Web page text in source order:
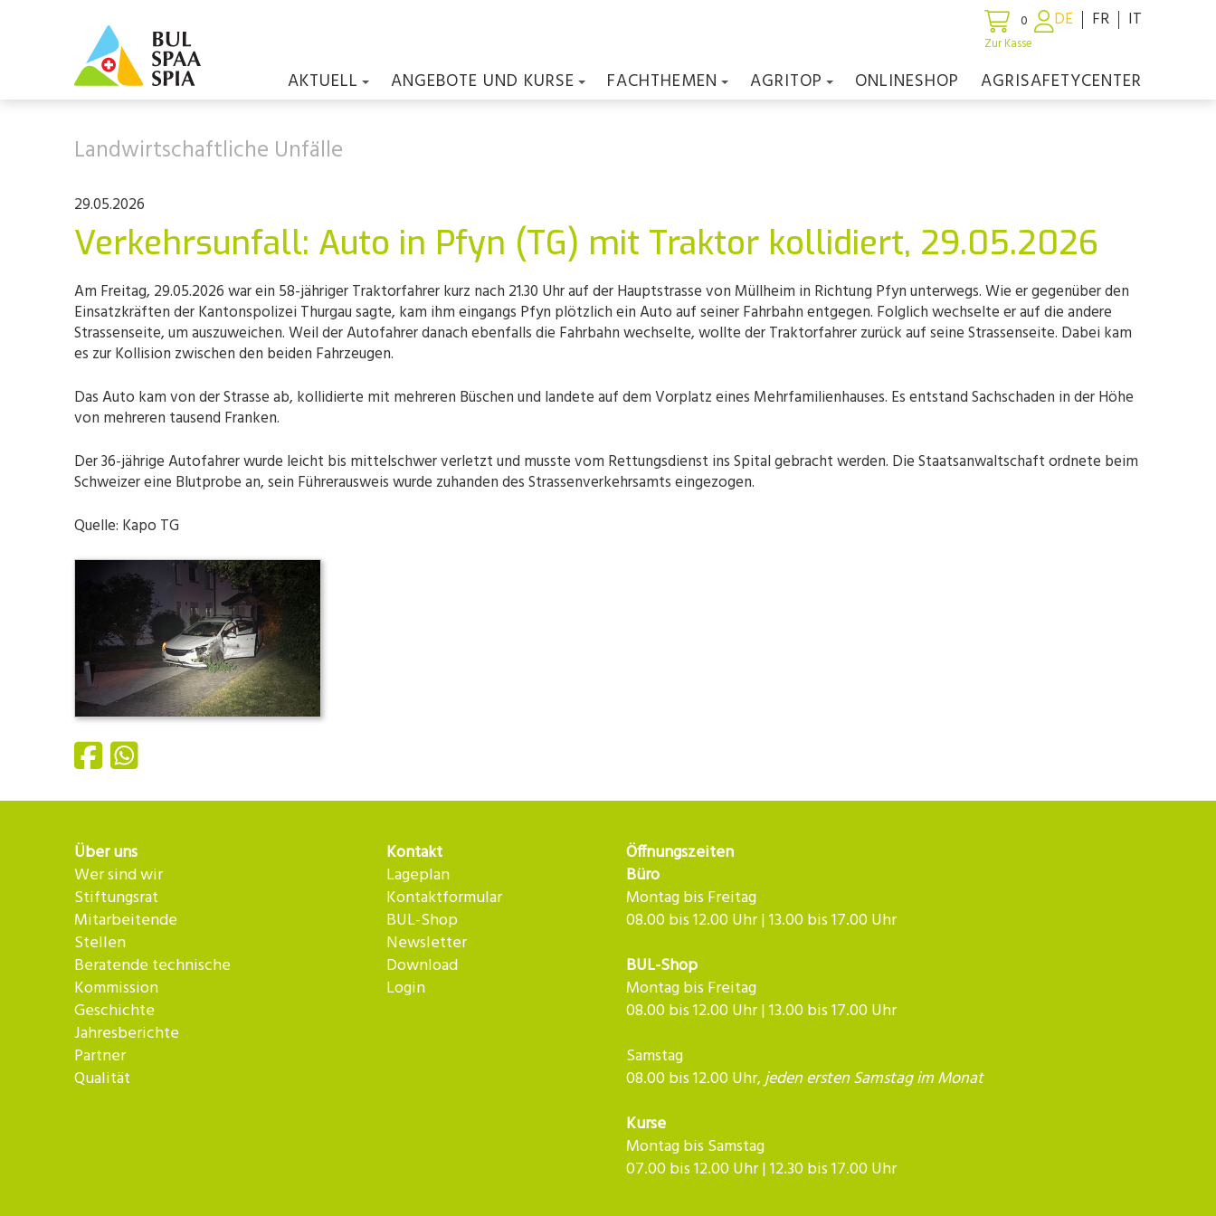
0
Zur Kasse
DE FR IT
AKTUELL ANGEBOTE UND KURSE FACHTHEMEN AGRITOP ONLINESHOP AGRISAFETYCENTER
Landwirtschaftliche Unfälle
29.05.2026
Verkehrsunfall: Auto in Pfyn (TG) mit Traktor kollidiert, 29.05.2026
Am Freitag, 29.05.2026 war ein 58-jähriger Traktorfahrer kurz nach 21.30 Uhr auf der Hauptstrasse von Müllheim in Richtung Pfyn unterwegs. Wie er gegenüber den
Einsatzkräften der Kantonspolizei Thurgau sagte, kam ihm eingangs Pfyn plötzlich ein Auto auf seiner Fahrbahn entgegen. Folglich wechselte er auf die andere
Strassenseite, um auszuweichen. Weil der Autofahrer danach ebenfalls die Fahrbahn wechselte, wollte der Traktorfahrer zurück auf seine Strassenseite. Dabei kam
es zur Kollision zwischen den beiden Fahrzeugen.
Das Auto kam von der Strasse ab, kollidierte mit mehreren Büschen und landete auf dem Vorplatz eines Mehrfamilienhauses. Es entstand Sachschaden in der Höhe
von mehreren tausend Franken.
Der 36-jährige Autofahrer wurde leicht bis mittelschwer verletzt und musste vom Rettungsdienst ins Spital gebracht werden. Die Staatsanwaltschaft ordnete beim
Schweizer eine Blutprobe an, sein Führerausweis wurde zuhanden des Strassenverkehrsamts eingezogen.
Quelle: Kapo TG
Über uns
Wer sind wir
Stiftungsrat
Mitarbeitende
Stellen
Beratende technische
Kommission
Geschichte
Jahresberichte
Partner
Qualität
Kontakt
Lageplan
Kontaktformular
BUL-Shop
Newsletter
Download
Login
Öffnungszeiten
Büro
Montag bis Freitag
08.00 bis 12.00 Uhr | 13.00 bis 17.00 Uhr
BUL-Shop
Montag bis Freitag
08.00 bis 12.00 Uhr | 13.00 bis 17.00 Uhr
Samstag
08.00 bis 12.00 Uhr,jeden ersten Samstag im Monat
Kurse
Montag bis Samstag
07.00 bis 12.00 Uhr | 12.30 bis 17.00 Uhr​​​​​​